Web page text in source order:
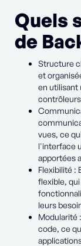
Quels
de
Structure
et
en utilisant
vues, ce
l'interface
apportées
Flexibilité :
flexible,
leurs
Modularité
code, ce